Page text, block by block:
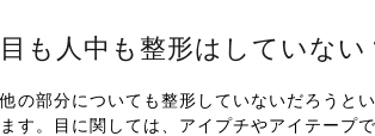
目も人中も整形はしていない
他の部分についても整形していないだろうと
ます。目に関しては、アイプチやアイテープ